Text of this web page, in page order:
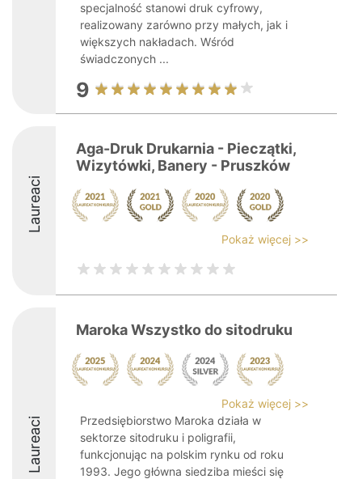
specjalność stanowi druk cyfrowy,
realizowany zarówno przy małych, jak i
większych nakładach. Wśród
świadczonych ...
9
Laureaci
Aga-Druk Drukarnia - Pieczątki,
Wizytówki, Banery - Pruszków
Pokaż więcej >>
Laureaci
Maroka Wszystko do sitodruku
Pokaż więcej >>
Przedsiębiorstwo Maroka działa w
sektorze sitodruku i poligrafii,
funkcjonując na polskim rynku od roku
1993. Jego główna siedziba mieści się